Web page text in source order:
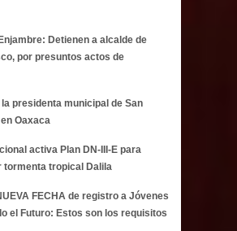
Detienen a alcalde de
por presuntos actos de
presidenta municipal de San
Oaxaca
activa Plan DN-III-E para
tormenta tropical Dalila
FECHA de registro a Jóvenes
el Futuro: Estos son los requisitos